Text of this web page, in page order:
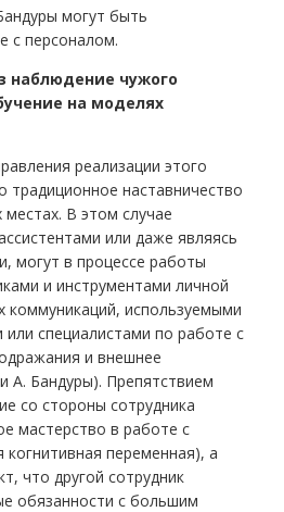
могут быть
с персоналом.
наблюдение чужого
на моделях
реализации этого
традиционное наставничество
В этом случае
или даже являясь
могут в процессе работы
и инструментами личной
используемыми
специалистами по работе с
и внешнее
А. Бандуры). Препятствием
со стороны сотрудника
мастерство в работе с
когнитивная переменная), а
что другой сотрудник
обязанности с большим